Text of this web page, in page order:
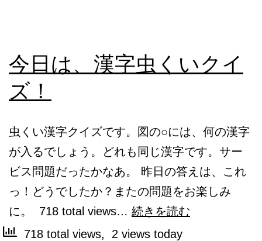
今日は、漢字虫くいクイ
ズ！
虫くい漢字クイズです。図の○には、何の漢字
が入るでしょう。どれも同じ漢字です。サー
ビス問題だったかなあ。 昨日の答えは、これ
っ！どうでしたか？またの問題をお楽しみ
に。 718 total views… 続きを読む
718 total views, 2 views today